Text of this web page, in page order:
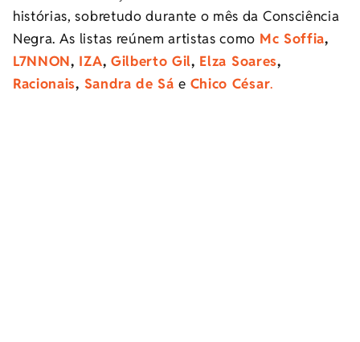
histórias, sobretudo durante o mês da Consciência
Negra. As listas reúnem artistas como Mc Soffia,
L7NNON, IZA, Gilberto Gil, Elza Soares,
Racionais, Sandra de Sáe Chico César.